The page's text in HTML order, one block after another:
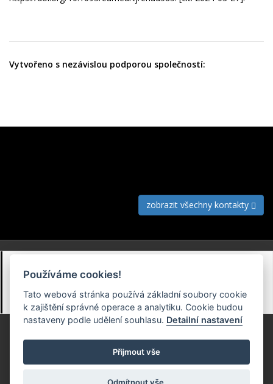
Vytvořeno s nezávislou podporou společností:
zobrazit všechny kontakty
Zásady zpracování osobních údajů (GDPR)
Předvolby souborů cookie
Používáme cookies!
Tato webová stránka používá základní soubory cookie
k zajištění správné operace a analytiku. Cookie budou
nastaveny podle udělení souhlasu. Detailní nastavení
Přijmout vše
Odmítnout vše.